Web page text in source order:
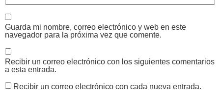
Guarda mi nombre, correo electrónico y web en este
navegador para la próxima vez que comente.
Recibir un correo electrónico con los siguientes comentarios
a esta entrada.
Recibir un correo electrónico con cada nueva entrada.